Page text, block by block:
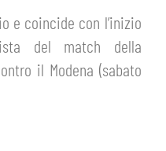
e coincide con l’inizio
del match della
il Modena (sabato